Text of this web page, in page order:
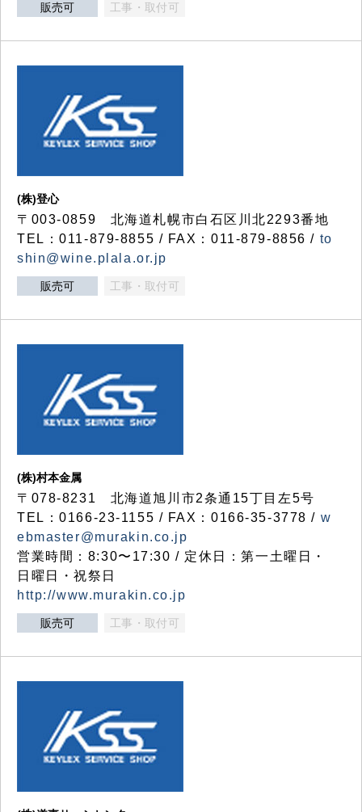
販売可 工事・取付可
(株)登心
〒003-0859 北海道札幌市白石区川北2293番地
TEL：011-879-8855 / FAX：011-879-8856 / to
shin@wine.plala.or.jp
販売可 工事・取付可
(株)村本金属
〒078-8231 北海道旭川市2条通15丁目左5号
TEL：0166-23-1155 / FAX：0166-35-3778 / w
ebmaster@murakin.co.jp
営業時間：8:30〜17:30 / 定休日：第一土曜日・
日曜日・祝祭日
http://www.murakin.co.jp
販売可 工事・取付可